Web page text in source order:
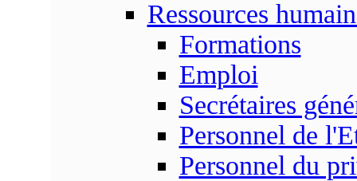
Ressources
Formations
Emploi
Secrétaires
Personnel de
Personnel du